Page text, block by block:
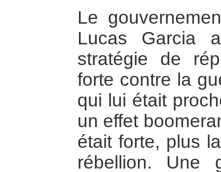
Le
Lucas Garcia
stratégie de
forte contre la
qui lui était
un effet
était forte, plus
rébellion. Une